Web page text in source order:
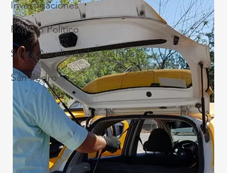
Investigaciones
Rapidín Político
Santa Aurelia de los Vientos
San Pedro